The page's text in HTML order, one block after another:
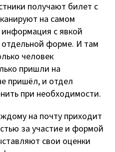
получают билет с
на самом
с явкой
отдельной форме. И там
человек
пришли на
пришёл, и отдел
при необходимости.
на почту приходит
за участие и формой
свои оценки